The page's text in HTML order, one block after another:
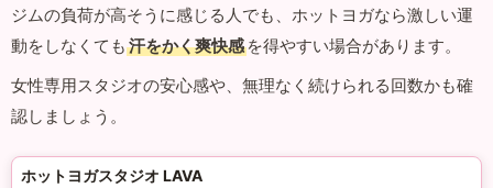
ジムの負荷が高そうに感じる人でも、ホットヨガなら激しい運
動をしなくても 汗をかく爽快感 を得やすい場合があります。
女性専用スタジオの安心感や、無理なく続けられる回数かも確
認しましょう。
ホットヨガスタジオ LAVA